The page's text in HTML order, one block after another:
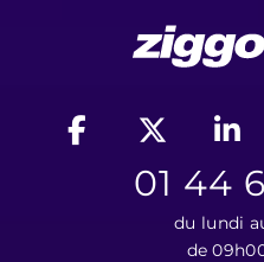
01 44
du lundi
de